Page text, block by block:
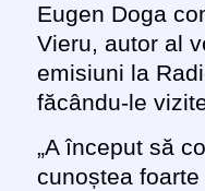
Eugen Doga
Vieru, autor al
emisiuni la
făcându-le
„A început să
cunoștea